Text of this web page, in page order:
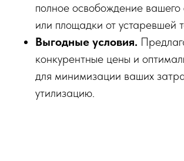
полное освобождение вашего
или площадки от устаревшей
Выгодные условия.
конкурентные цены и
для минимизации ваших
утилизацию.